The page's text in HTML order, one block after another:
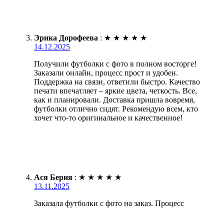
Эрика Дорофеева : ★ ★ ★ ★ ★
14.12.2025
Получили футболки с фото в полном восторге!
Заказали онлайн, процесс прост и удобен.
Поддержка на связи, ответили быстро. Качество
печати впечатляет – яркие цвета, четкость. Все,
как и планировали. Доставка пришла вовремя,
футболки отлично сидят. Рекомендую всем, кто
хочет что-то оригинальное и качественное!
Ася Берия : ★ ★ ★ ★ ★
13.11.2025
Заказала футболки с фото на заказ. Процесс